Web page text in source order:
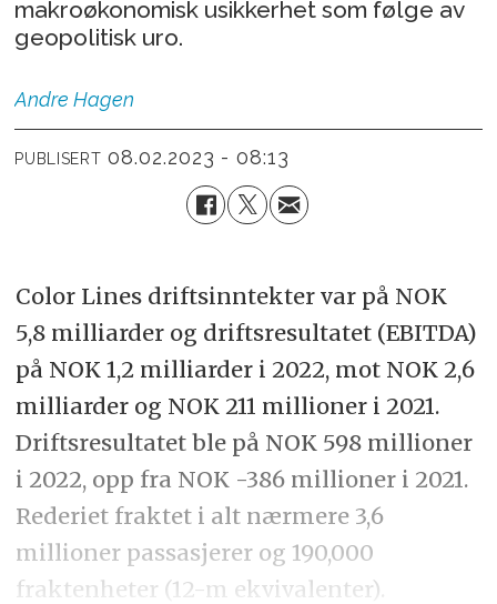
makroøkonomisk usikkerhet som følge av
geopolitisk uro.
Andre Hagen
PUBLISERT 08.02.2023 - 08:13
Color Lines driftsinntekter var på NOK
5,8 milliarder og driftsresultatet (EBITDA)
på NOK 1,2 milliarder i 2022, mot NOK 2,6
milliarder og NOK 211 millioner i 2021.
Driftsresultatet ble på NOK 598 millioner
i 2022, opp fra NOK -386 millioner i 2021.
Rederiet fraktet i alt nærmere 3,6
millioner passasjerer og 190,000
fraktenheter (12-m ekvivalenter).